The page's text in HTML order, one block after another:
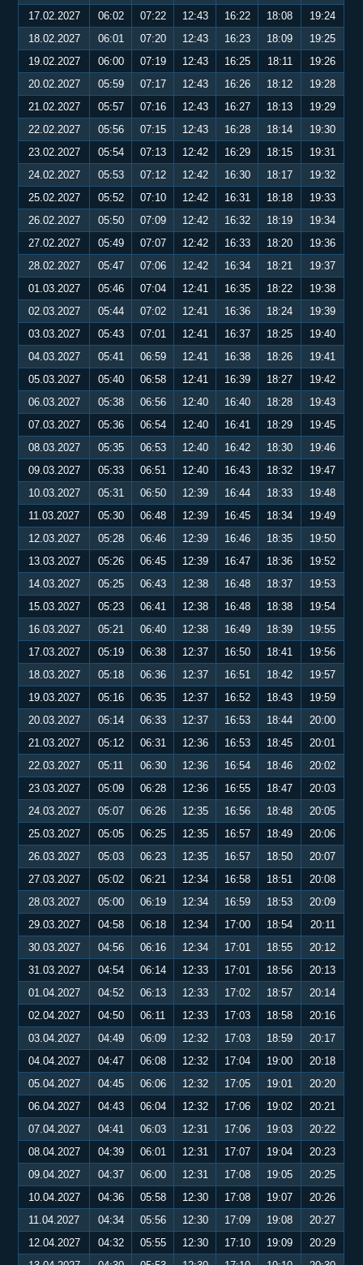
17.02.2027
06:02 07:22 12:43 16:22 18:08
19:24
18.02.2027
06:01 07:20 12:43 16:23 18:09
19:25
19.02.2027
06:00 07:19 12:43 16:25 18:11
19:26
20.02.2027
05:59 07:17 12:43 16:26 18:12
19:28
21.02.2027
05:57 07:16 12:43 16:27 18:13
19:29
22.02.2027
05:56 07:15 12:43 16:28 18:14
19:30
23.02.2027
05:54 07:13 12:42 16:29 18:15
19:31
24.02.2027
05:53 07:12 12:42 16:30 18:17
19:32
25.02.2027
05:52 07:10 12:42 16:31 18:18
19:33
26.02.2027
05:50 07:09 12:42 16:32 18:19
19:34
27.02.2027
05:49 07:07 12:42 16:33 18:20
19:36
28.02.2027
05:47 07:06 12:42 16:34 18:21
19:37
01.03.2027
05:46 07:04 12:41 16:35 18:22
19:38
02.03.2027
05:44 07:02 12:41 16:36 18:24
19:39
03.03.2027
05:43 07:01 12:41 16:37 18:25
19:40
04.03.2027
05:41 06:59 12:41 16:38 18:26
19:41
05.03.2027
05:40 06:58 12:41 16:39 18:27
19:42
06.03.2027
05:38 06:56 12:40 16:40 18:28
19:43
07.03.2027
05:36 06:54 12:40 16:41 18:29
19:45
08.03.2027
05:35 06:53 12:40 16:42 18:30
19:46
09.03.2027
05:33 06:51 12:40 16:43 18:32
19:47
10.03.2027
05:31 06:50 12:39 16:44 18:33
19:48
11.03.2027
05:30 06:48 12:39 16:45 18:34
19:49
12.03.2027
05:28 06:46 12:39 16:46 18:35
19:50
13.03.2027
05:26 06:45 12:39 16:47 18:36
19:52
14.03.2027
05:25 06:43 12:38 16:48 18:37
19:53
15.03.2027
05:23 06:41 12:38 16:48 18:38
19:54
16.03.2027
05:21 06:40 12:38 16:49 18:39
19:55
17.03.2027
05:19 06:38 12:37 16:50 18:41
19:56
18.03.2027
05:18 06:36 12:37 16:51 18:42
19:57
19.03.2027
05:16 06:35 12:37 16:52 18:43
19:59
20.03.2027
05:14 06:33 12:37 16:53 18:44
20:00
21.03.2027
05:12 06:31 12:36 16:53 18:45
20:01
22.03.2027
05:11 06:30 12:36 16:54 18:46
20:02
23.03.2027
05:09 06:28 12:36 16:55 18:47
20:03
24.03.2027
05:07 06:26 12:35 16:56 18:48
20:05
25.03.2027
05:05 06:25 12:35 16:57 18:49
20:06
26.03.2027
05:03 06:23 12:35 16:57 18:50
20:07
27.03.2027
05:02 06:21 12:34 16:58 18:51
20:08
28.03.2027
05:00 06:19 12:34 16:59 18:53
20:09
29.03.2027
04:58 06:18 12:34 17:00 18:54
20:11
30.03.2027
04:56 06:16 12:34 17:01 18:55
20:12
31.03.2027
04:54 06:14 12:33 17:01 18:56
20:13
01.04.2027
04:52 06:13 12:33 17:02 18:57
20:14
02.04.2027
04:50 06:11 12:33 17:03 18:58
20:16
03.04.2027
04:49 06:09 12:32 17:03 18:59
20:17
04.04.2027
04:47 06:08 12:32 17:04 19:00
20:18
05.04.2027
04:45 06:06 12:32 17:05 19:01
20:20
06.04.2027
04:43 06:04 12:32 17:06 19:02
20:21
07.04.2027
04:41 06:03 12:31 17:06 19:03
20:22
08.04.2027
04:39 06:01 12:31 17:07 19:04
20:23
09.04.2027
04:37 06:00 12:31 17:08 19:05
20:25
10.04.2027
04:36 05:58 12:30 17:08 19:07
20:26
11.04.2027
04:34 05:56 12:30 17:09 19:08
20:27
12.04.2027
04:32 05:55 12:30 17:10 19:09
20:29